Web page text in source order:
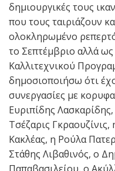
δημιουργικές τους
που τους ταιριάζουν
ολοκληρωμένο
το Σεπτέμβριο αλλά
Καλλιτεχνικού
δημοσιοποιήσω ότι
συνεργασίες με
Ευριπίδης
Τσέζαρις
Κακλέας, η Ρούλα
Στάθης Λιβαθινός, ο